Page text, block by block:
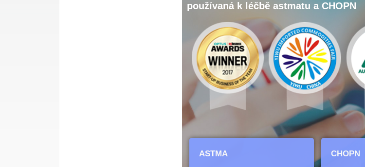
používaná k léčbě astmatu a CHOPN
ASTMA CHOPN